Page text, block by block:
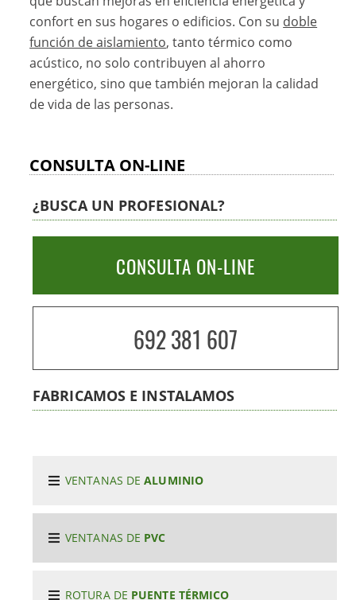
confort en sus hogares o edificios. Con su doble
función de aislamiento, tanto térmico como
acústico, no solo contribuyen al ahorro
energético, sino que también mejoran la calidad
de vida de las personas.
CONSULTA ON-LINE
¿BUSCA UN PROFESIONAL?
CONSULTA ON-LINE
692 381 607
FABRICAMOS E INSTALAMOS
VENTANAS DEALUMINIO
VENTANAS DE PVC
ROTURA DE PUENTE TÉRMICO